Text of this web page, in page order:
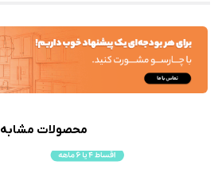
محصولات مشابه